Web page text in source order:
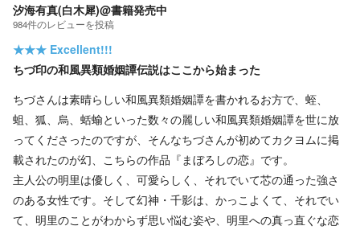
汐海有真(白木犀)@書籍発売中
984件のレビューを投稿
★★★ Excellent!!!
ちづ印の和風異類婚姻譚伝説はここから始まった
ちづさんは素晴らしい和風異類婚姻譚を書かれるお方で、蛭、
蛆、狐、烏、蛞蝓といった数々の麗しい和風異類婚姻譚を世に放
ってくださったのですが、そんなちづさんが初めてカクヨムに掲
載されたのが幻、こちらの作品『まぼろしの恋』です。
主人公の明里は優しく、可愛らしく、それでいて芯の通った強さ
のある女性です。そして幻神・千影は、かっこよくて、それでい
て、明里のことがわからず思い悩む姿や、明里への真っ直ぐな恋